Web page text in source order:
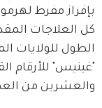
بإفراز مفرط
كل العلاجات
الطول للولايات
"غينيس" للأرقام
والعشرين من